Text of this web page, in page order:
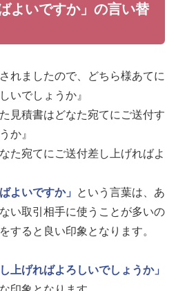
よいですか」の言い替
れましたので、どちら様あてに
いでしょうか』
見積書はどなた宛てにご送付す
か』
た宛てにご送付差し上げればよ
よいですか」
という言葉は、あ
い取引相手に使うことが多いの
すると良い印象となります。
上げればよろしいでしょうか」